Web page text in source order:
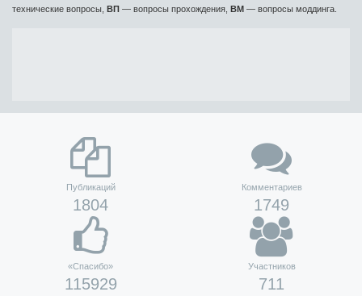
технические вопросы, ВП — вопросы прохождения, ВМ — вопросы моддинга.
Публикаций
1804
Комментариев
1749
«Спасибо»
115929
Участников
711